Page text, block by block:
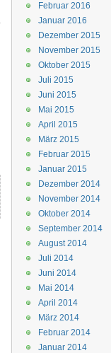
Februar 2016
Januar 2016
Dezember 2015
November 2015
Oktober 2015
Juli 2015
Juni 2015
Mai 2015
April 2015
März 2015
Februar 2015
Januar 2015
Dezember 2014
November 2014
Oktober 2014
September 2014
August 2014
Juli 2014
Juni 2014
Mai 2014
April 2014
März 2014
Februar 2014
Januar 2014